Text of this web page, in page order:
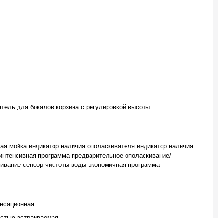
для бокалов корзина с регулировкой высоты
мойка индикатор наличия ополаскивателя индикатор наличия
программа предварительное ополаскивание/
сенсор чистоты воды экономичная программа